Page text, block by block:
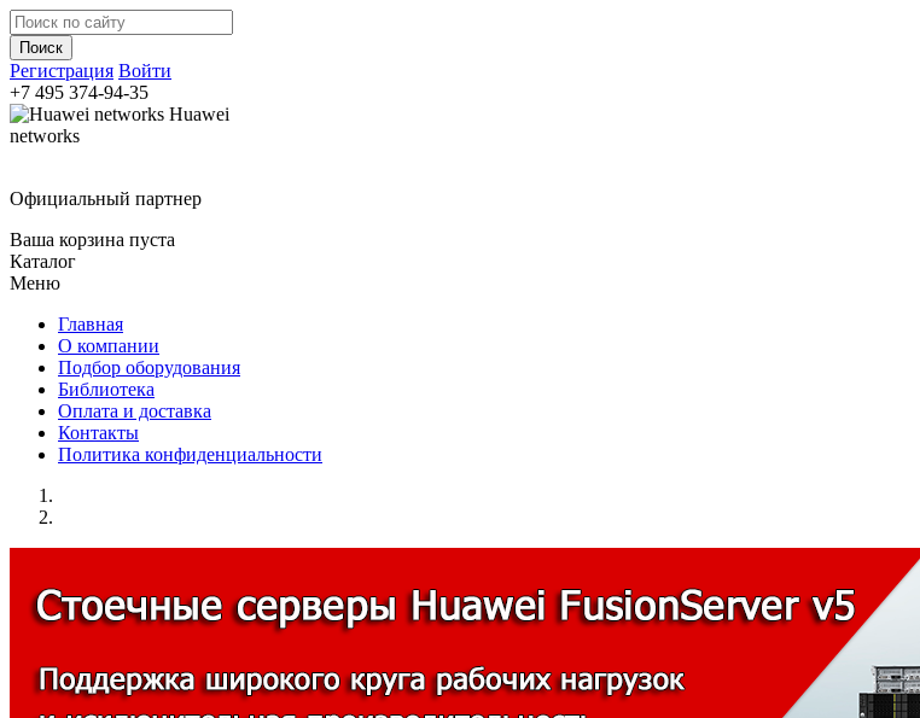
Регистрация Войти
+7 495 374-94-35
Huawei
networks
Официальный партнер
Ваша корзина пуста
Каталог
Меню
Главная
О компании
Подбор оборудования
Библиотека
Оплата и доставка
Контакты
Политика конфиденциальности